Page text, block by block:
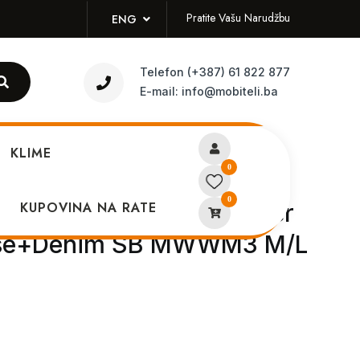
ENG Pratite Vašu Narudžbu
Telefon (+387) 61 822 877
E-mail: info@mobiteli.ba
KLIME
KUPOVINA NA RATE
0
0
M/L
10 GPS 46mm Silver
SB MWWM3 M/L